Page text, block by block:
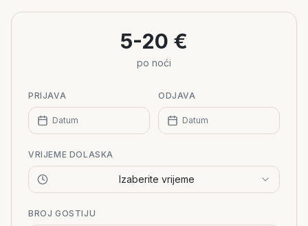
−
5-20 €
po noći
PRIJAVA
Datum
ODJAVA
Datum
VRIJEME DOLASKA
Izaberite vrijeme
BROJ GOSTIJU